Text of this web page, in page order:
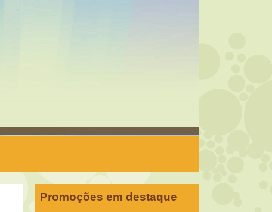
Promoções em destaque